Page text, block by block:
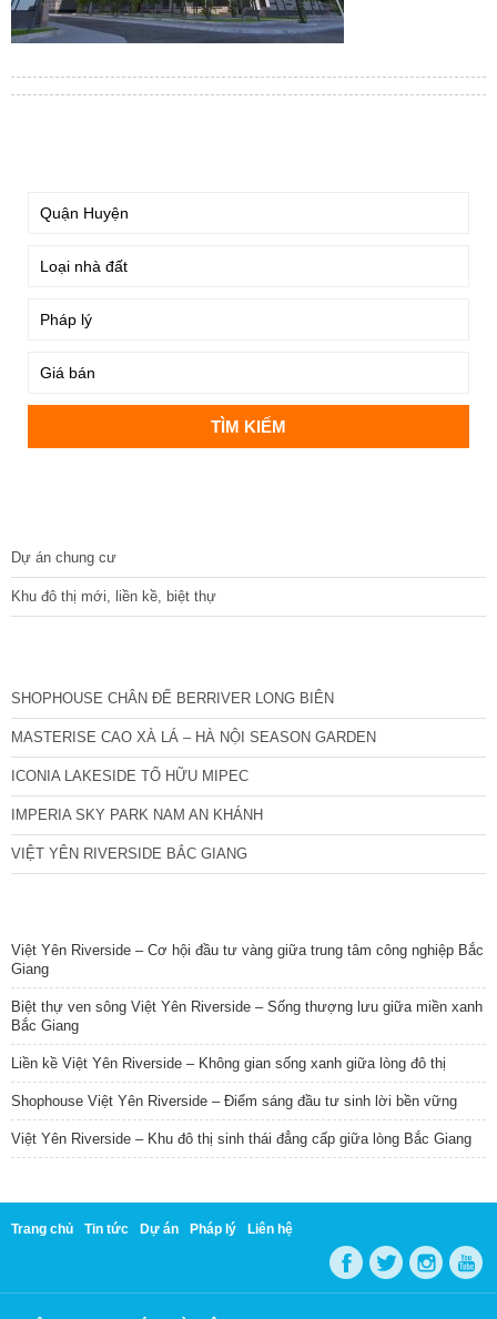
Dự án chung cư
Khu đô thị mới, liền kề, biệt thự
SHOPHOUSE CHÂN ĐẾ BERRIVER LONG BIÊN
MASTERISE CAO XÀ LÁ – HÀ NỘI SEASON GARDEN
ICONIA LAKESIDE TỐ HỮU MIPEC
IMPERIA SKY PARK NAM AN KHÁNH
VIỆT YÊN RIVERSIDE BẮC GIANG
Việt Yên Riverside – Cơ hội đầu tư vàng giữa trung tâm công nghiệp Bắc
Giang
Biệt thự ven sông Việt Yên Riverside – Sống thượng lưu giữa miền xanh
Bắc Giang
Liền kề Việt Yên Riverside – Không gian sống xanh giữa lòng đô thị
Shophouse Việt Yên Riverside – Điểm sáng đầu tư sinh lời bền vững
Việt Yên Riverside – Khu đô thị sinh thái đẳng cấp giữa lòng Bắc Giang
Trang chủ Tin tức Dự án Pháp lý Liên hệ